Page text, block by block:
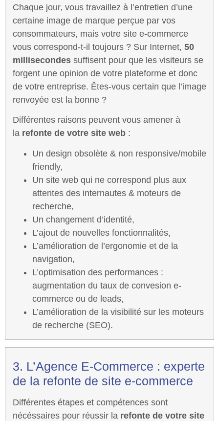
Chaque jour, vous travaillez à l’entretien d’une
certaine image de marque perçue par vos
consommateurs, mais votre site e-commerce
vous correspond-t-il toujours ? Sur Internet, 50
millisecondes suffisent pour que les visiteurs se
forgent une opinion de votre plateforme et donc
de votre entreprise. Êtes-vous certain que l’image
renvoyée est la bonne ?
Différentes raisons peuvent vous amener à
la refonte de votre site web :
Un design obsolète & non responsive/mobile
friendly,
Un site web qui ne correspond plus aux
attentes des internautes & moteurs de
recherche,
Un changement d’identité,
L’ajout de nouvelles fonctionnalités,
L’amélioration de l’ergonomie et de la
navigation,
L’optimisation des performances :
augmentation du taux de convesion e-
commerce ou de leads,
L’amélioration de la visibilité sur les moteurs
de recherche (SEO).
3. L’Agence E-Commerce : experte
de la refonte de site e-commerce
Différentes étapes et compétences sont
nécéssaires pour réussir la refonte de votre site